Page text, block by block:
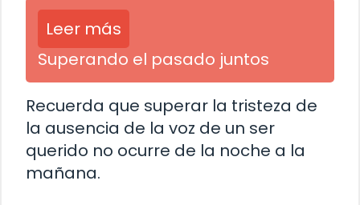
Leer más
Superando el pasado juntos
Recuerda que superar la tristeza de
la ausencia de la voz de un ser
querido no ocurre de la noche a la
mañana.